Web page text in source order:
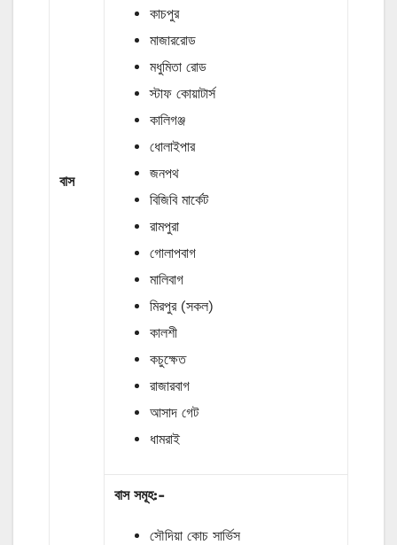
বাস
কাচপুর
মাজাররোড
মধুমিতা রোড
স্টাফ কোয়াটার্স
কালিগঞ্জ
ধোলাইপার
জনপথ
বিজিবি মার্কেট
রামপুরা
গোলাপবাগ
মালিবাগ
মিরপুর (সকল)
কালশী
কচুক্ষেত
রাজারবাগ
আসাদ গেট
ধামরাই
বাস সমূহ:-
সৌদিয়া কোচ সার্ভিস